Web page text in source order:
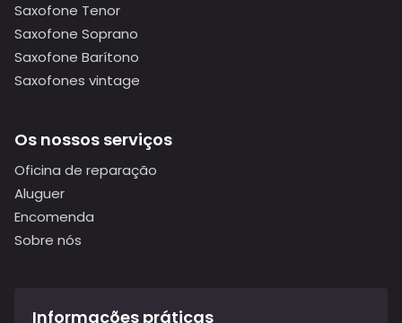
Saxofone Tenor
Saxofone Soprano
Saxofone Barítono
Saxofones vintage
Os nossos serviços
Oficina de reparação
Aluguer
Encomenda
Sobre nós
Informações práticas